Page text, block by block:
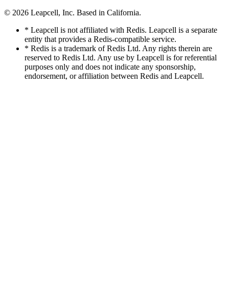
© 2026 Leapcell, Inc. Based in California.
* Leapcell is not affiliated with Redis. Leapcell is a separate
entity that provides a Redis-compatible service.
* Redis is a trademark of Redis Ltd. Any rights therein are
reserved to Redis Ltd. Any use by Leapcell is for referential
purposes only and does not indicate any sponsorship,
endorsement, or affiliation between Redis and Leapcell.